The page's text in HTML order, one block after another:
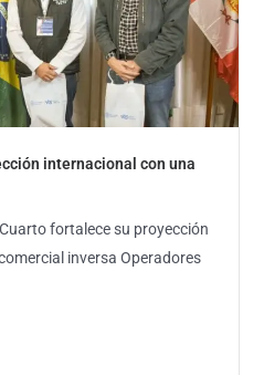
internacional con una
fortalece su proyección
inversa Operadores